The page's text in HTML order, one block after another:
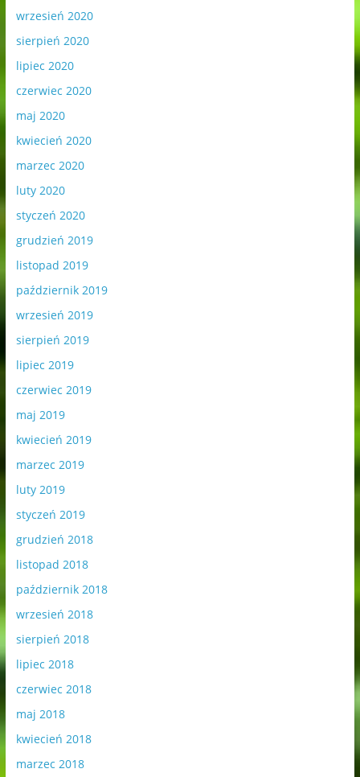
wrzesień 2020
sierpień 2020
lipiec 2020
czerwiec 2020
maj 2020
kwiecień 2020
marzec 2020
luty 2020
styczeń 2020
grudzień 2019
listopad 2019
październik 2019
wrzesień 2019
sierpień 2019
lipiec 2019
czerwiec 2019
maj 2019
kwiecień 2019
marzec 2019
luty 2019
styczeń 2019
grudzień 2018
listopad 2018
październik 2018
wrzesień 2018
sierpień 2018
lipiec 2018
czerwiec 2018
maj 2018
kwiecień 2018
marzec 2018